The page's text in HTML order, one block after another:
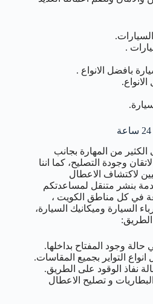
.
بافضل الانواع .
الكثير من المهارة بجانب
وجودة التصليح، كما اننا
لاكتشاف الاعطال
بنشر متنقل لمساعدتكم
على مدار 24 ساعة في كل مناطق الكويت ،
السيارة وميكانيك السيارة،
الطريق:
وجود المفتاح بداخلها.
انواع التواير بجميع المقاسات.
نفاذ الوقود على الطريق.
و تصليح الاعطال